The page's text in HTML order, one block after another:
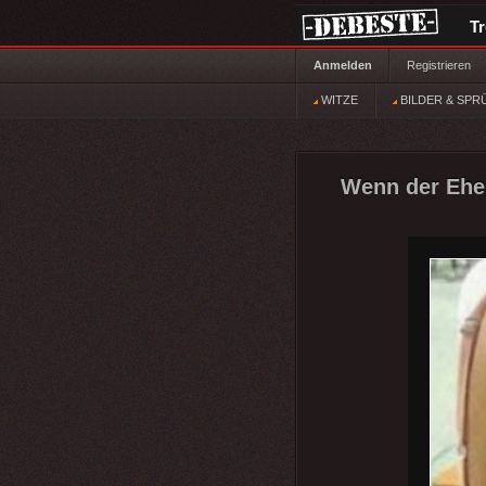
Anmelden Registrieren
WITZE BILDER &
Wenn der